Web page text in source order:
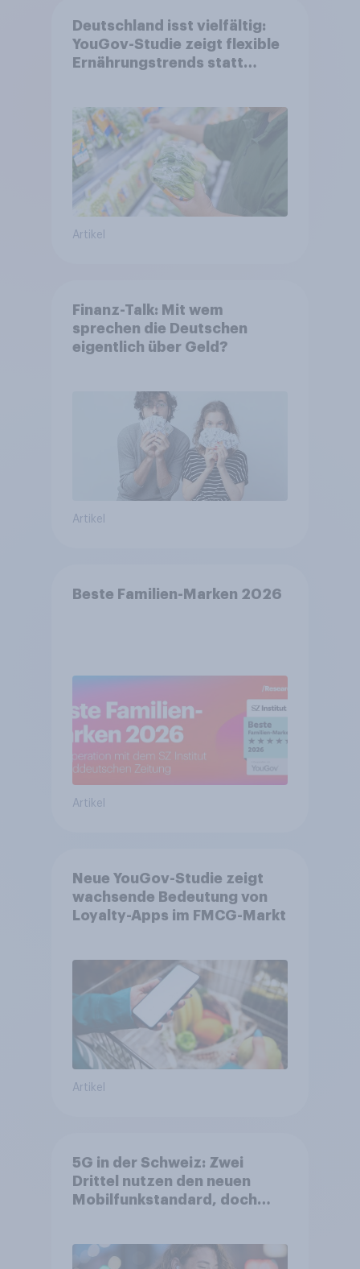
Deutschland isst vielfältig:
YouGov-Studie zeigt flexible
Ernährungstrends statt
Artikel
Finanz-Talk: Mit wem
sprechen die Deutschen
eigentlich über Geld?
Artikel
Beste Familien-Marken 2026
Artikel
Neue YouGov-Studie zeigt
wachsende Bedeutung von
Loyalty-Apps im FMCG-Markt
Artikel
5G in der Schweiz: Zwei
Drittel nutzen den neuen
Mobilfunkstandard, doch